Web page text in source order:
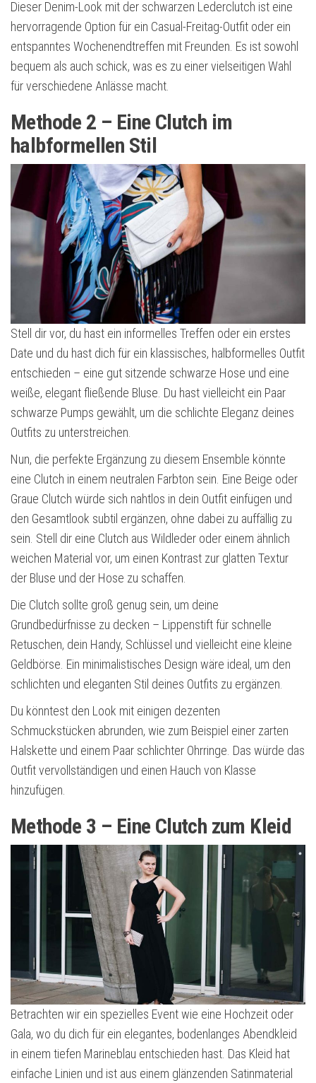
Dieser Denim-Look mit der schwarzen Lederclutch ist eine
hervorragende Option für ein Casual-Freitag-Outfit oder ein
entspanntes Wochenendtreffen mit Freunden. Es ist sowohl
bequem als auch schick, was es zu einer vielseitigen Wahl
für verschiedene Anlässe macht.
Methode 2 – Eine Clutch im
halbformellen Stil
Stell dir vor, du hast ein informelles Treffen oder ein erstes
Date und du hast dich für ein klassisches, halbformelles Outfit
entschieden – eine gut sitzende schwarze Hose und eine
weiße, elegant fließende Bluse. Du hast vielleicht ein Paar
schwarze Pumps gewählt, um die schlichte Eleganz deines
Outfits zu unterstreichen.
Nun, die perfekte Ergänzung zu diesem Ensemble könnte
eine Clutch in einem neutralen Farbton sein. Eine Beige oder
Graue Clutch würde sich nahtlos in dein Outfit einfügen und
den Gesamtlook subtil ergänzen, ohne dabei zu auffällig zu
sein. Stell dir eine Clutch aus Wildleder oder einem ähnlich
weichen Material vor, um einen Kontrast zur glatten Textur
der Bluse und der Hose zu schaffen.
Die Clutch sollte groß genug sein, um deine
Grundbedürfnisse zu decken – Lippenstift für schnelle
Retuschen, dein Handy, Schlüssel und vielleicht eine kleine
Geldbörse. Ein minimalistisches Design wäre ideal, um den
schlichten und eleganten Stil deines Outfits zu ergänzen.
Du könntest den Look mit einigen dezenten
Schmuckstücken abrunden, wie zum Beispiel einer zarten
Halskette und einem Paar schlichter Ohrringe. Das würde das
Outfit vervollständigen und einen Hauch von Klasse
hinzufügen.
Methode 3 – Eine Clutch zum Kleid
Betrachten wir ein spezielles Event wie eine Hochzeit oder
Gala, wo du dich für ein elegantes, bodenlanges Abendkleid
in einem tiefen Marineblau entschieden hast. Das Kleid hat
einfache Linien und ist aus einem glänzenden Satinmaterial